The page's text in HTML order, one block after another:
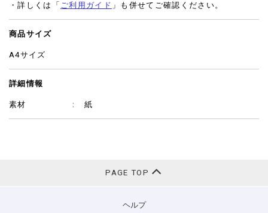
・詳しくは「 ご利用ガイド 」も併せてご確認ください。
商品サイズ
A4サイズ
詳細情報
素材 紙
PAGE TOP
ヘルプ